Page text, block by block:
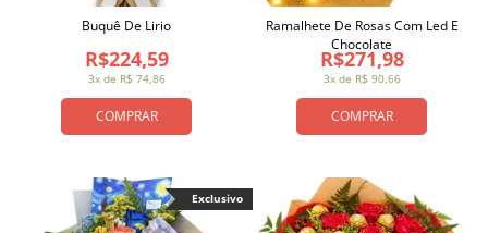
COMPRAR
3x de R$ 74,86
R$224,59
Buquê De Lirio
COMPRAR
3x de R$ 90,66
R$271,98
Ramalhete De Rosas Com Led E
Chocolate
Exclusivo